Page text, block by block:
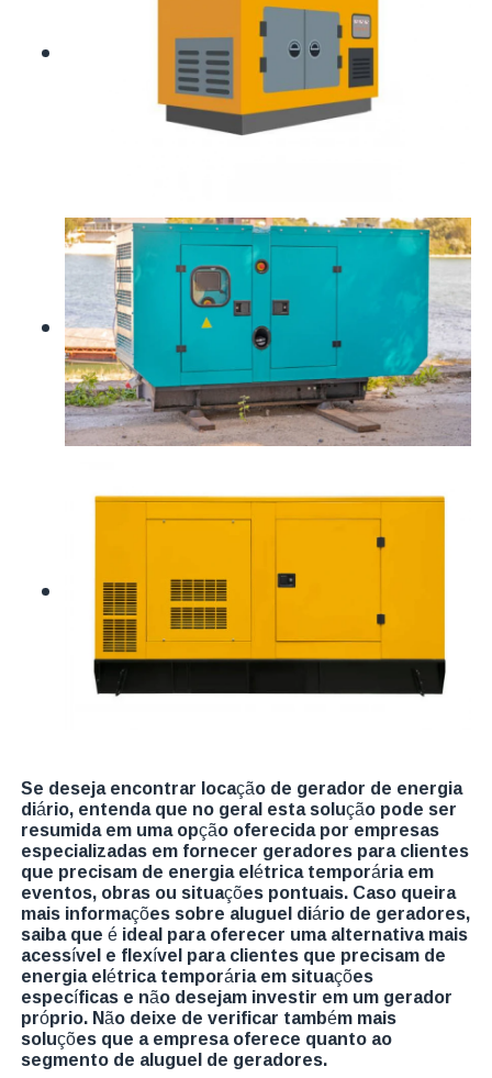
Se deseja encontrar locação de gerador de energia
diário, entenda que no geral esta solução pode ser
resumida em uma opção oferecida por empresas
especializadas em fornecer geradores para clientes
que precisam de energia elétrica temporária em
eventos, obras ou situações pontuais. Caso queira
mais informações sobre aluguel diário de geradores,
saiba que é ideal para oferecer uma alternativa mais
acessível e flexível para clientes que precisam de
energia elétrica temporária em situações
específicas e não desejam investir em um gerador
próprio. Não deixe de verificar também mais
soluções que a empresa oferece quanto ao
segmento de aluguel de geradores.